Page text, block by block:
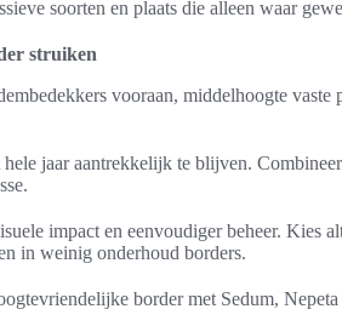
soorten en plaats die alleen waar
struiken
vooraan, middelhoogte vaste
jaar aantrekkelijk te blijven.
impact en eenvoudiger beheer. Kies
in weinig onderhoud borders.
border met Sedum,